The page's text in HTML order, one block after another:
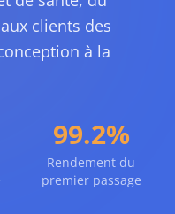
clients des
à la
99.2%
Rendement du
premier passage